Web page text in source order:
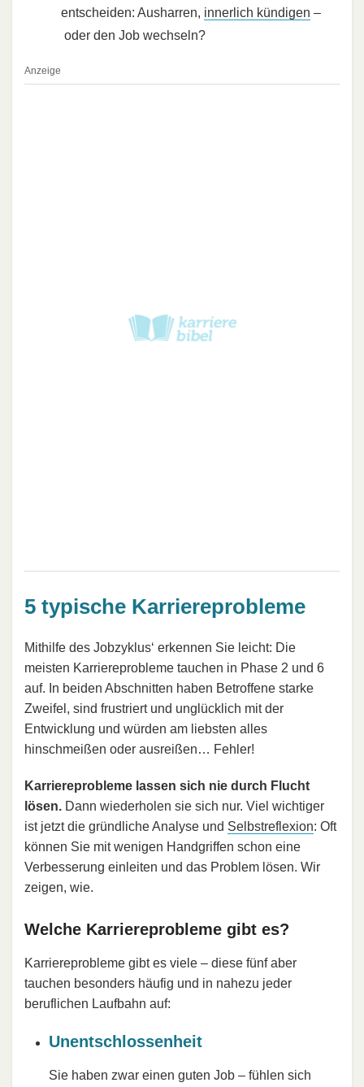
entscheiden: Ausharren, innerlich kündigen –
oder den Job wechseln?
Anzeige
5 typische Karriereprobleme
Mithilfe des Jobzyklus‘ erkennen Sie leicht: Die
meisten Karriereprobleme tauchen in Phase 2 und 6
auf. In beiden Abschnitten haben Betroffene starke
Zweifel, sind frustriert und unglücklich mit der
Entwicklung und würden am liebsten alles
hinschmeißen oder ausreißen… Fehler!
Karriereprobleme lassen sich nie durch Flucht
lösen. Dann wiederholen sie sich nur. Viel wichtiger
ist jetzt die gründliche Analyse und Selbstreflexion: Oft
können Sie mit wenigen Handgriffen schon eine
Verbesserung einleiten und das Problem lösen. Wir
zeigen, wie.
Welche Karriereprobleme gibt es?
Karriereprobleme gibt es viele – diese fünf aber
tauchen besonders häufig und in nahezu jeder
beruflichen Laufbahn auf:
Unentschlossenheit
Sie haben zwar einen guten Job – fühlen sich